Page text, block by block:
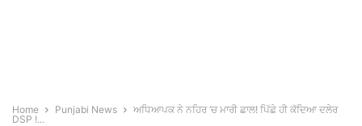
Home Punjabi News
ਅਧਿਆਪਕ ਨੇ ਨਹਿਰ ‘ਚ ਮਾਰੀ ਛਾਲ! ਪਿੱਛੇ ਹੀ ਕੱਦਿਆ ਦਲੇਰ
DSP !...